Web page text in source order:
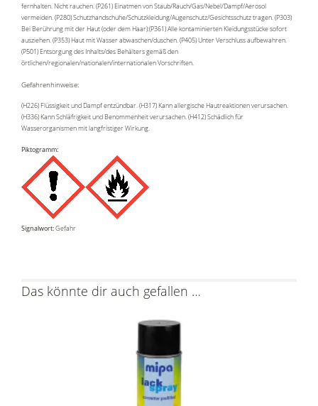
fernhalten. Nicht rauchen. (P261) Einatmen von Staub/Rauch/Gas/Nebel/Dampf/Aerosol
vermeiden. (P280) Schutzhandschuhe/Schutzkleidung/Augenschutz/Gesichtsschutz tragen. (P303)
Bei Berührung mit der Haut (oder dem Haar):(P361) Alle kontaminierten Kleidungsstücke sofort
ausziehen. (P353) Haut mit Wasser abwaschen/duschen. (P405) Unter Verschluss aufbewahren.
(P501) Entsorgung des Inhalts/des Behälters gemäß den
örtlichen/regionalen/nationalen/internationalen Vorschriften.
Gefahrenhinweise:
(H226) Flüssigkeit und Dampf entzündbar. (H317) Kann allergische Hautreaktionen verursachen.
(H336) Kann Schläfrigkeit und Benommenheit verursachen. (H412) Schädlich für
Wasserorganismen mit langfristiger Wirkung.
Piktogramm:
Signalwort:Gefahr
Das könnte dir auch gefallen …